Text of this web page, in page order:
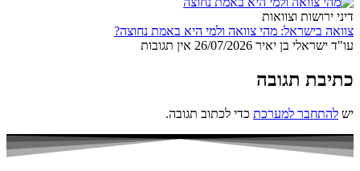
דיני ירושות וצוואות
צוואה בישראל: מהי צוואה ולמי היא באמת נחוצה?
עו"ד ישראלי בן יאיר 26/07/2026 אין תגובות
כתיבת תגובה
יש להתחבר למערכת כדי לכתוב תגובה.